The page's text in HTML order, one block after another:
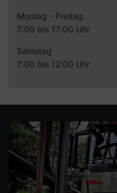
Montag - Freitag
7:00 bis 17:00 Uhr
Samstag
7:00 bis 12:00 Uhr